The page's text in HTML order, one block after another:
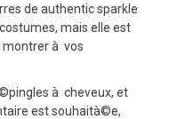
de authentic sparkle
mais elle est
montrer à vos
à cheveux, et
est souhaità©e,